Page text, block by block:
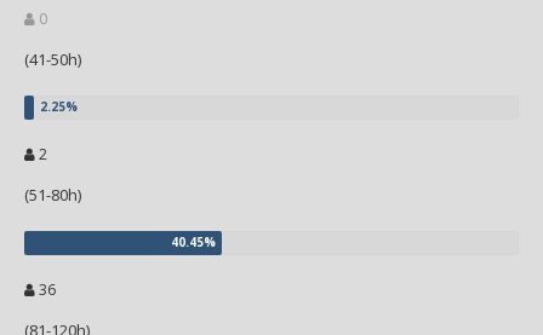
0
(41-50h)
2
(51-80h)
36
(81-120h)